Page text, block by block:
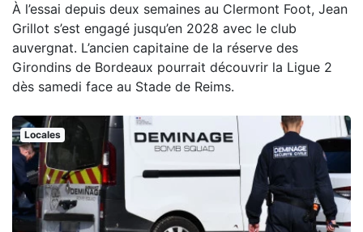
À l’essai depuis deux semaines au Clermont Foot, Jean
Grillot s’est engagé jusqu’en 2028 avec le club
auvergnat. L’ancien capitaine de la réserve des
Girondins de Bordeaux pourrait découvrir la Ligue 2
dès samedi face au Stade de Reims.
Locales